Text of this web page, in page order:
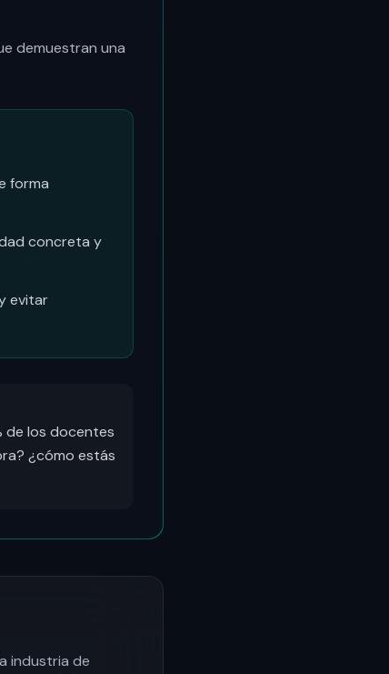
demuestran una
forma
concreta y
evitar
de los docentes
¿cómo estás
industria de